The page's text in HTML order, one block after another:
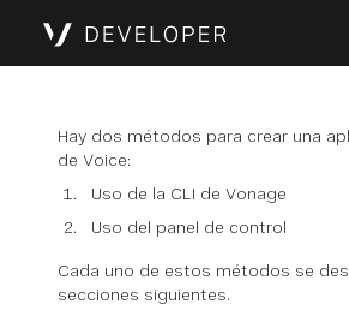
Hay dos métodos para crear una
de Voice:
Uso de la CLI de Vonage
Uso del panel de control
Cada uno de estos métodos se
secciones siguientes.